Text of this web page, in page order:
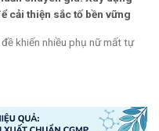
cải thiện sắc tố bền vững
khiến nhiều phụ nữ mất tự